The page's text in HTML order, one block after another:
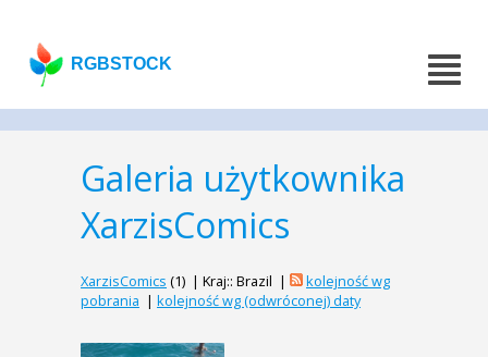
RGBSTOCK
Galeria użytkownika
XarzisComics
XarzisComics (1) | Kraj:: Brazil |
kolejność wg
pobrania | kolejność wg (odwróconej) daty